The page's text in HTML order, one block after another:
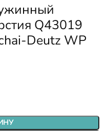
Q43019
Deutz WP